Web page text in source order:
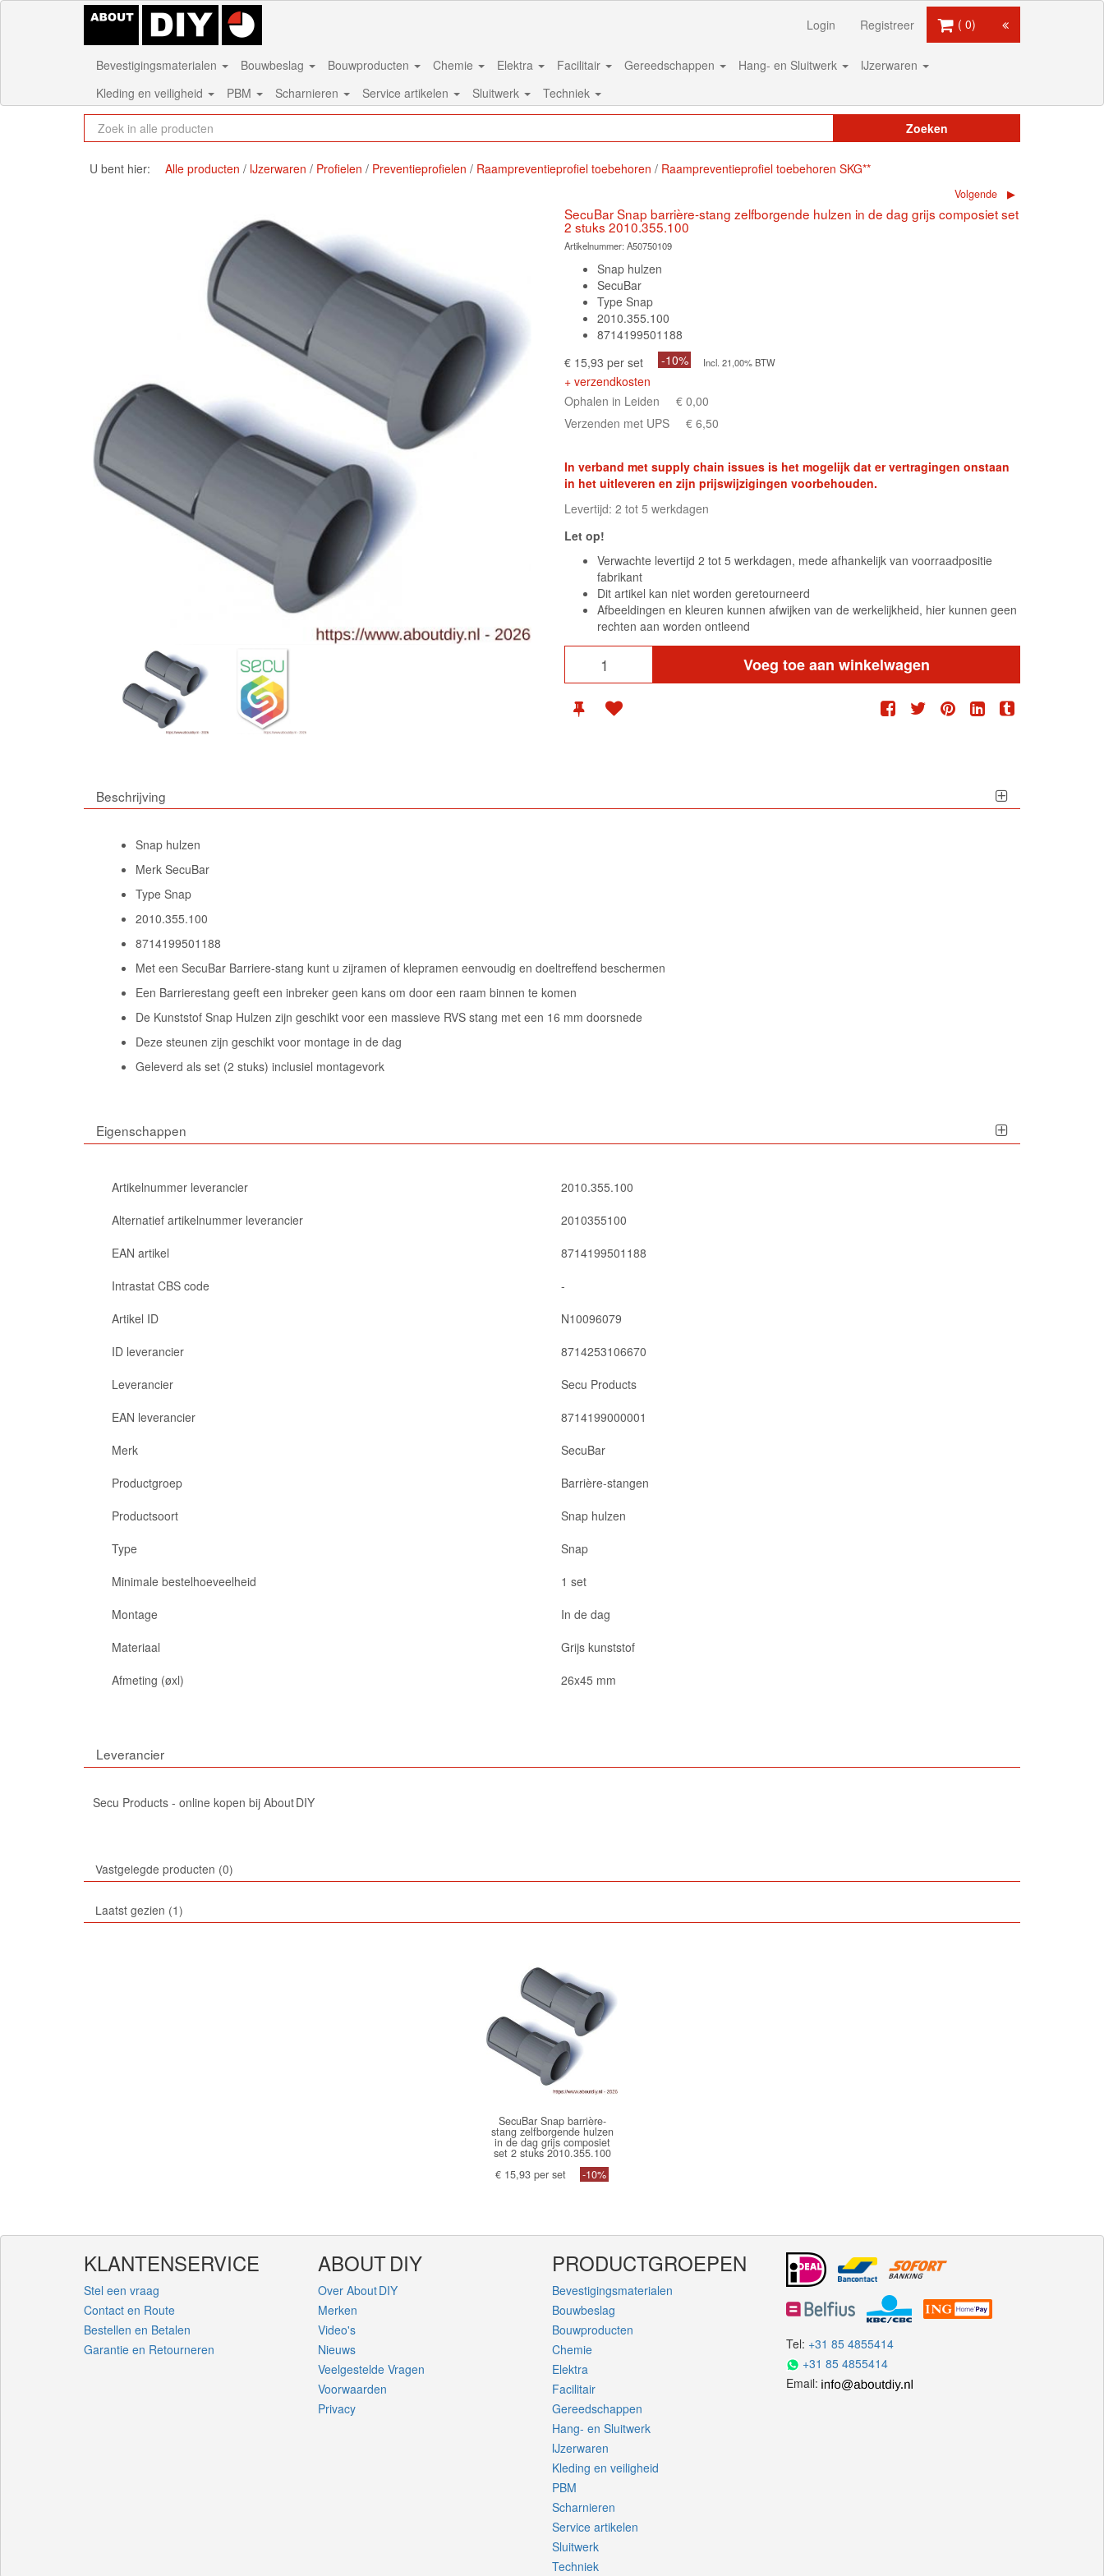
0
Login Registreer
Bevestigingsmaterialen Bouwbeslag Bouwproducten Chemie Elektra Facilitair Gereedschappen Hang- en Sluitwerk
IJzerwaren
Kleding en veiligheid
PBM Scharnieren Service artikelen Sluitwerk Techniek
Zoeken
U bent hier: Alle producten IJzerwaren Profielen Preventieprofielen Raampreventieprofiel toebehoren Raampreventieprofiel toebehoren SKG**
Volgende
SecuBar Snap barrière-stang zelfborgende hulzen in de dag grijs composiet set
2 stuks 2010.355.100
Artikelnummer: A50750109
Snap hulzen
SecuBar
Type Snap
2010.355.100
8714199501188
€ 15,93 per set
-10% Incl. 21,00% BTW
+ verzendkosten
Ophalen in Leiden
€ 0,00
Verzenden met UPS
€ 6,50
In verband met supply chain issues is het mogelijk dat er vertragingen onstaan
in het uitleveren en zijn prijswijzigingen voorbehouden.
Levertijd: 2 tot 5 werkdagen
Let op!
Verwachte levertijd 2 tot 5 werkdagen, mede afhankelijk van voorraadpositie
fabrikant
Dit artikel kan niet worden geretourneerd
Afbeeldingen en kleuren kunnen afwijken van de werkelijkheid, hier kunnen geen
rechten aan worden ontleend
Voeg toe aan winkelwagen
Beschrijving
Snap hulzen
Merk SecuBar
Type Snap
2010.355.100
8714199501188
Met een SecuBar Barriere-stang kunt u zijramen of klepramen eenvoudig en doeltreffend beschermen
Een Barrierestang geeft een inbreker geen kans om door een raam binnen te komen
De Kunststof Snap Hulzen zijn geschikt voor een massieve RVS stang met een 16 mm doorsnede
Deze steunen zijn geschikt voor montage in de dag
Geleverd als set (2 stuks) inclusiel montagevork
Eigenschappen
Artikelnummer leverancier
2010.355.100
Alternatief artikelnummer leverancier
2010355100
EAN artikel
8714199501188
Intrastat CBS code
-
Artikel ID
N10096079
ID leverancier
8714253106670
Leverancier
Secu Products
EAN leverancier
8714199000001
Merk
SecuBar
Productgroep
Barrière-stangen
Productsoort
Snap hulzen
Type
Snap
Minimale bestelhoeveelheid
1 set
Montage
In de dag
Materiaal
Grijs kunststof
Afmeting (øxl)
26x45 mm
Leverancier
Secu Products - online kopen bij About DIY
Vastgelegde producten 0
Laatst gezien 1
SecuBar Snap barrière-
stang zelfborgende hulzen
in de dag grijs composiet
set 2 stuks 2010.355.100
€ 15,93 per set
-10%
KLANTENSERVICE
Stel een vraag
Contact en Route
Bestellen en Betalen
Garantie en Retourneren
ABOUT DIY
Over About DIY
Merken
Video's
Nieuws
Veelgestelde Vragen
Voorwaarden
Privacy
PRODUCTGROEPEN
Bevestigingsmaterialen
Bouwbeslag
Bouwproducten
Chemie
Elektra
Facilitair
Gereedschappen
Hang- en Sluitwerk
IJzerwaren
Kleding en veiligheid
PBM
Scharnieren
Service artikelen
Sluitwerk
Techniek
Tel: +31 85 4855414
+31 85 4855414
Email: